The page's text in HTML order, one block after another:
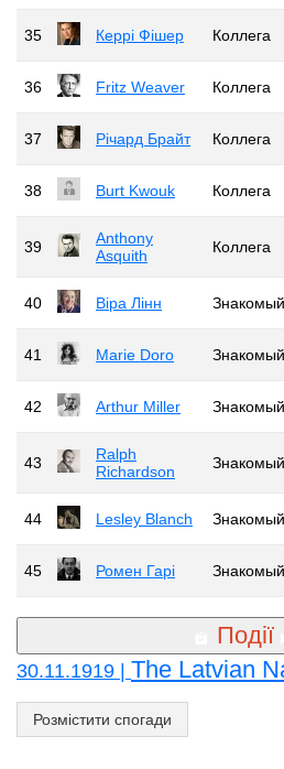
35 Керрі Фішер Коллега
36 Fritz Weaver Коллега
37 Річард Брайт Коллега
38 Burt Kwouk Коллега
39
Anthony
Asquith
Коллега
40 Віра Лінн Знакомый
41 Marie Doro Знакомый
42 Arthur Miller Знакомый
43
Ralph
Richardson
Знакомый
44 Lesley Blanch Знакомый
45 Ромен Гарі Знакомый
Події
30.11.1919 | The Latvian
Розмістити спогади